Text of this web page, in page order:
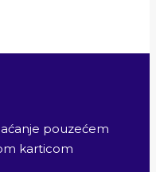
pouzećem
karticom